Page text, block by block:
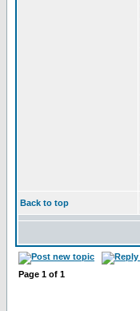
Back to top
Page 1 of 1